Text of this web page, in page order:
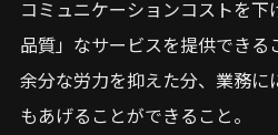
コミュニケーションコストを
品質」なサービスを提供できる
余分な労力を抑えた分、業務
もあげることができること。